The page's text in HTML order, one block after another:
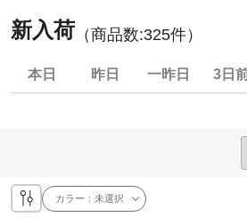
新入荷 （商品数:325件）
本日 昨日 一昨日 3日
カラー：未選択